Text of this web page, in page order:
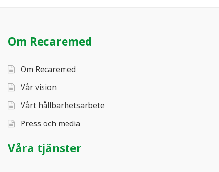
Om Recaremed
Om Recaremed
Vår vision
Vårt hållbarhetsarbete
Press och media
Våra tjänster